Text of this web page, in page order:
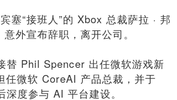
塞“接班人”的 Xbox 总裁萨拉 · 邦
外宣布辞职，离开公司。
替 Phil Spencer 出任微软游戏新
任微软 CoreAI 产品总裁，并于
度参与 AI 平台建设。